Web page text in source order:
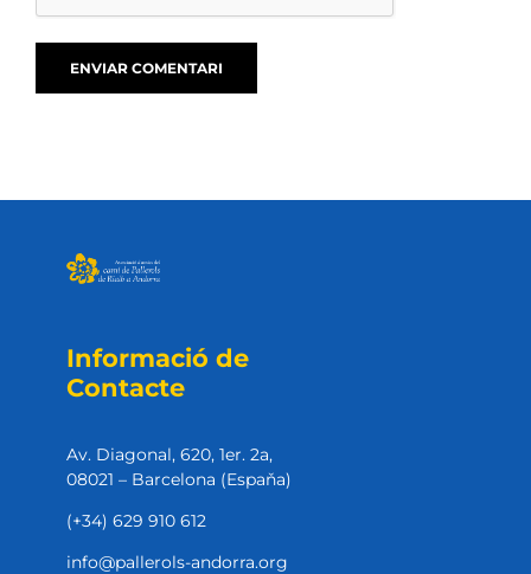
Informació de
Contacte
Av. Diagonal, 620, 1er. 2a,
08021 – Barcelona (Espaňa)
(+34) 629 910 612
info@pallerols-andorra.org